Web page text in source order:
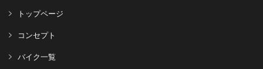
トップページ
コンセプト
バイク一覧